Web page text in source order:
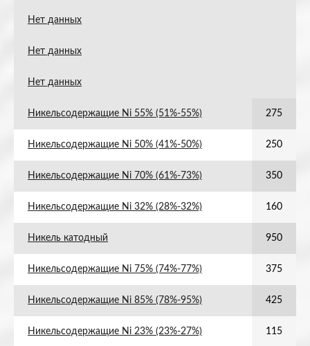
Нет данных
Нет данных
Нет данных
Никельсодержащие Ni 55% (51%-55%) 275
Никельсодержащие Ni 50% (41%-50%) 250
Никельсодержащие Ni 70% (61%-73%) 350
Никельсодержащие Ni 32% (28%-32%) 160
Никель катодный 950
Никельсодержащие Ni 75% (74%-77%) 375
Никельсодержащие Ni 85% (78%-95%) 425
Никельсодержащие Ni 23% (23%-27%) 115